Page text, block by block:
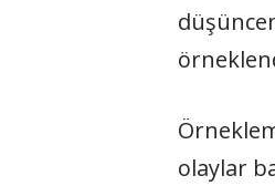
olaylar